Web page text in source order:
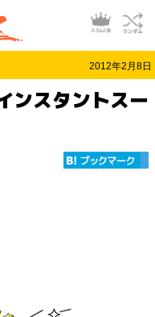
2012年2月8日
ンスタントスー